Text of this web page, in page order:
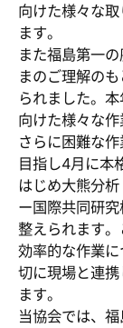
向けた様々な
ます。
また福島第一
まのご理解の
られました。
向けた様々な作
さらに困難な
目指し4月に本
はじめ大熊分
ー国際共同研
整えられます
効率的な作業
切に現場と連
ます。
当協会では、